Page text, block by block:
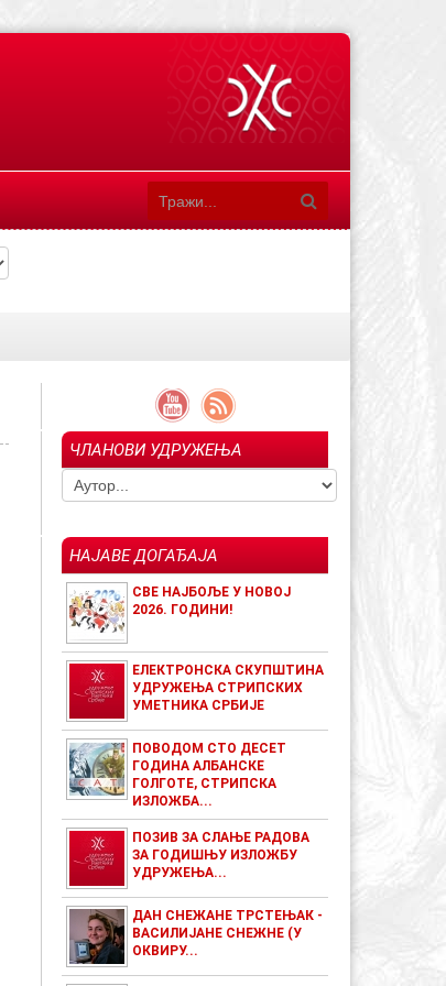
ЧЛАНОВИ УДРУЖЕЊА
НАЈАВЕ ДОГАЂАЈА
СВЕ НАЈБОЉЕ У НОВОЈ
2026. ГОДИНИ!
ЕЛЕКТРОНСКА СКУПШТИНА
УДРУЖЕЊА СТРИПСКИХ
УМЕТНИКА СРБИЈЕ
ПОВОДОМ СТО ДЕСЕТ
ГОДИНА АЛБАНСКЕ
ГОЛГОТЕ, СТРИПСКА
ИЗЛОЖБА...
ПОЗИВ ЗА СЛАЊЕ РАДОВА
ЗА ГОДИШЊУ ИЗЛОЖБУ
УДРУЖЕЊА...
ДАН СНЕЖАНЕ ТРСТЕЊАК -
ВАСИЛИЈАНЕ СНЕЖНЕ (У
ОКВИРУ...